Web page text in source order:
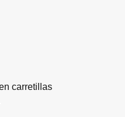
carretillas